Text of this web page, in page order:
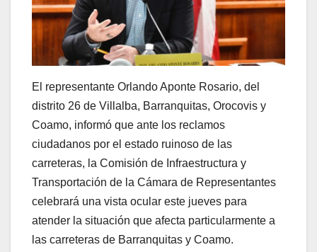
El representante Orlando Aponte Rosario, del
distrito 26 de Villalba, Barranquitas, Orocovis y
Coamo, informó que ante los reclamos
ciudadanos por el estado ruinoso de las
carreteras, la Comisión de Infraestructura y
Transportación de la Cámara de Representantes
celebrará una vista ocular este jueves para
atender la situación que afecta particularmente a
las carreteras de Barranquitas y Coamo.